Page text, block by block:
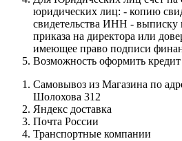
юридических лиц: - копию
свидетельства ИНН -
приказа на директора или
имеющее право подписи
Возможность оформить кредит
Самовывоз из Магазина по
Шолохова 312
Яндекс доставка
Почта России
Транспортные компании